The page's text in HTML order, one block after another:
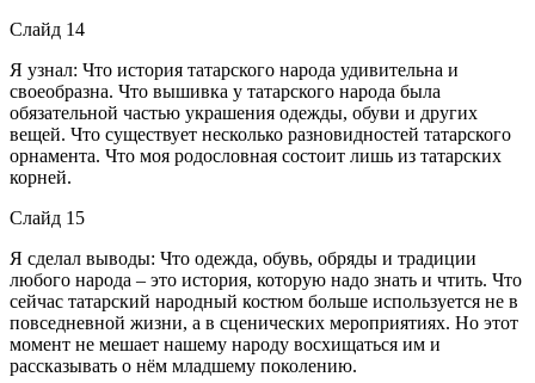
Слайд 14
Я узнал: Что история татарского народа удивительна и
своеобразна. Что вышивка у татарского народа была
обязательной частью украшения одежды, обуви и других
вещей. Что существует несколько разновидностей татарского
орнамента. Что моя родословная состоит лишь из татарских
корней.
Слайд 15
Я сделал выводы: Что одежда, обувь, обряды и традиции
любого народа – это история, которую надо знать и чтить. Что
сейчас татарский народный костюм больше используется не в
повседневной жизни, а в сценических мероприятиях. Но этот
момент не мешает нашему народу восхищаться им и
рассказывать о нём младшему поколению.